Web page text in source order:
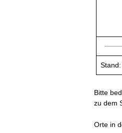
Bitte
zu dem
Orte in